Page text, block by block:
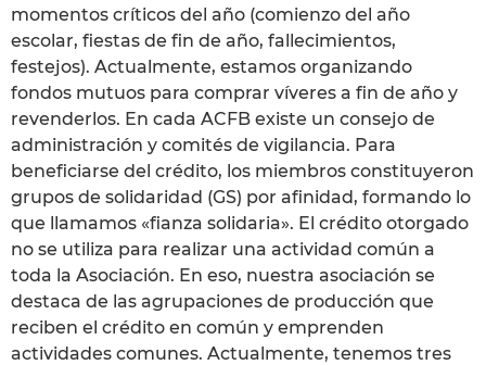
momentos críticos del año (comienzo del año
escolar, fiestas de fin de año, fallecimientos,
festejos). Actualmente, estamos organizando
fondos mutuos para comprar víveres a fin de año y
revenderlos. En cada ACFB existe un consejo de
administración y comités de vigilancia. Para
beneficiarse del crédito, los miembros constituyeron
grupos de solidaridad (GS) por afinidad, formando lo
que llamamos «fianza solidaria». El crédito otorgado
no se utiliza para realizar una actividad común a
toda la Asociación. En eso, nuestra asociación se
destaca de las agrupaciones de producción que
reciben el crédito en común y emprenden
actividades comunes. Actualmente, tenemos tres